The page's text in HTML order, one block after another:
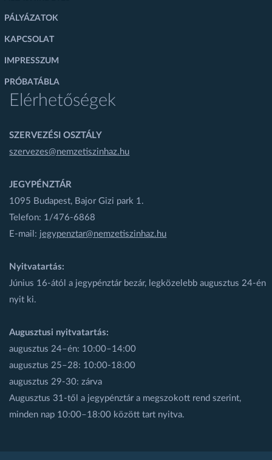
PÁLYÁZATOK
KAPCSOLAT
IMPRESSZUM
PRÓBATÁBLA
Elérhetőségek
SZERVEZÉSI OSZTÁLY
szervezes@nemzetiszinhaz.hu
JEGYPÉNZTÁR
1095 Budapest, Bajor Gizi park 1.
Telefon: 1/476-6868
E-mail: jegypenztar@nemzetiszinhaz.hu
Nyitvatartás:
Június 16-ától a jegypénztár bezár, legközelebb augusztus 24-én
nyit ki.
Augusztusi nyitvatartás:
augusztus 24–én: 10:00–14:00
augusztus 25–28: 10:00-18:00
augusztus 29-30: zárva
Augusztus 31-től a jegypénztár a megszokott rend szerint,
minden nap 10:00–18:00 között tart nyitva.